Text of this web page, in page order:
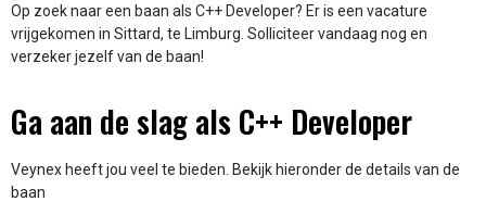
Op zoek naar een baan als C++ Developer? Er is een vacature
vrijgekomen in Sittard, te Limburg. Solliciteer vandaag nog en
verzeker jezelf van de baan!
Ga aan de slag als C++ Developer
Veynex heeft jou veel te bieden. Bekijk hieronder de details van de
baan